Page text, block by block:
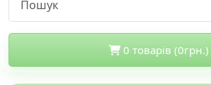
0 товарів (0грн.)